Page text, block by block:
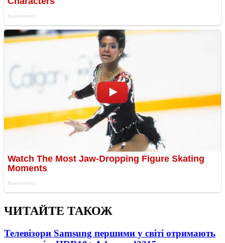
ЧИТАЙТЕ ТАКОЖ
Телевізори Samsung першими у світі отримають